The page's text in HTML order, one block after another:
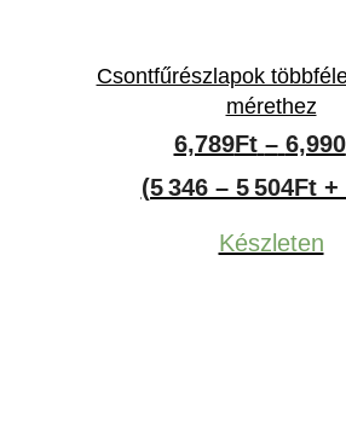
Csontfűrészlapok
mérethez
6,789Ft – 6,990
(5 346 – 5 504Ft +
Készleten